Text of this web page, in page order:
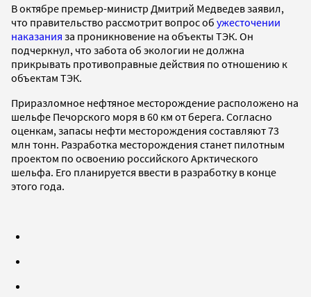
В октябре премьер-министр Дмитрий Медведев заявил,
что правительство рассмотрит вопрос об ужесточении
наказания за проникновение на объекты ТЭК. Он
подчеркнул, что забота об экологии не должна
прикрывать противоправные действия по отношению к
объектам ТЭК.
Приразломное нефтяное месторождение расположено на
шельфе Печорского моря в 60 км от берега. Согласно
оценкам, запасы нефти месторождения составляют 73
млн тонн. Разработка месторождения станет пилотным
проектом по освоению российского Арктического
шельфа. Его планируется ввести в разработку в конце
этого года.